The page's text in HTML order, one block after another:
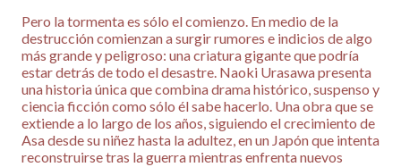
Pero la tormenta es sólo el comienzo. En medio de la
destrucción comienzan a surgir rumores e indicios de algo
más grande y peligroso: una criatura gigante que podría
estar detrás de todo el desastre. Naoki Urasawa presenta
una historia única que combina drama histórico, suspenso y
ciencia ficción como sólo él sabe hacerlo. Una obra que se
extiende a lo largo de los años, siguiendo el crecimiento de
Asa desde su niñez hasta la adultez, en un Japón que intenta
reconstruirse tras la guerra mientras enfrenta nuevos